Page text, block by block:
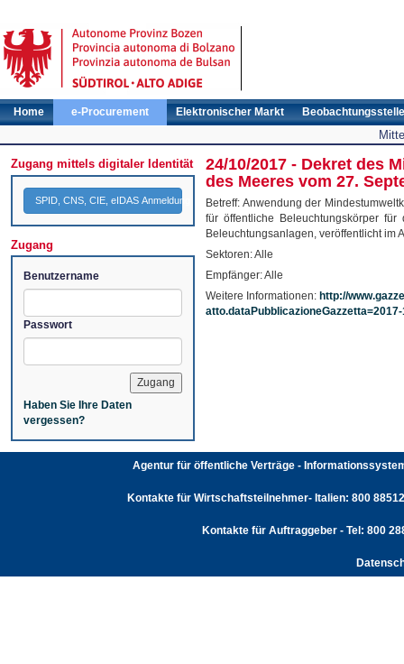
Home e-Procurement Elektronischer Markt Beobachtungsstelle
Zugang mittels digitaler Identität
SPID, CNS, CIE, eIDAS Anmeldung
Zugang
Benutzername
Passwort
Haben Sie Ihre Daten
vergessen?
24/10/2017 - Dekret des
des Meeres vom 27.
Betreff: Anwendung der
für öffentliche Beleuchtungskörper
Beleuchtungsanlagen, veröffentlicht im
Sektoren: Alle
Empfänger: Alle
Weitere Informationen: http://
Agentur für öffentliche Verträge -
Kontakte für Wirtschaftsteilnehmer- Italien: 800
Kontakte für Auftraggeber - Tel: 800